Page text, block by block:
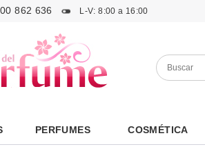
862 636 L-V: 8:00 a 16:00
PERFUMES COSMÉTICA